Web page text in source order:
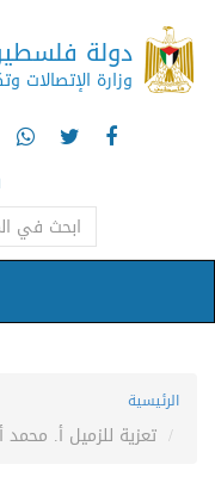
دولة
وزارة الإتصالات
الرئيسية
تعزية للزميل أ.